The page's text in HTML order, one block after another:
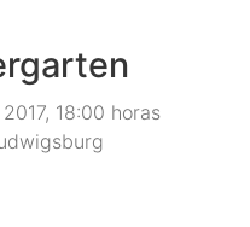
18:00 horas